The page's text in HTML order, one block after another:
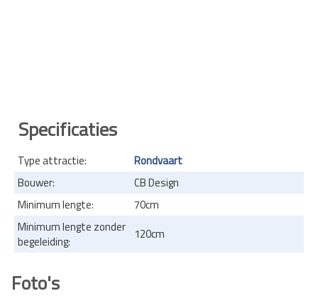
Specificaties
Type attractie:
Rondvaart
Bouwer:
CB Design
Minimum lengte:
70cm
Minimum lengte zonder
begeleiding:
120cm
Foto's